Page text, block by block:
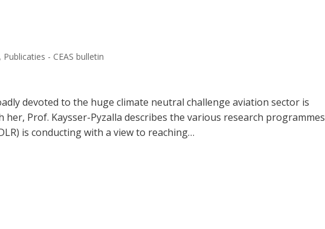
, Publicaties - CEAS bulletin
devoted to the huge climate neutral challenge aviation sector is
Prof. Kaysser-Pyzalla describes the various research programmes
is conducting with a view to reaching…